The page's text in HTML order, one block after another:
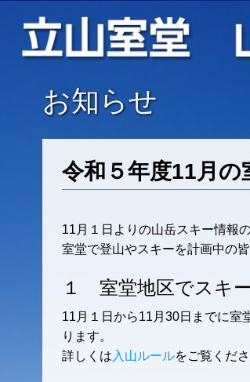
お知らせ
令和５年度11月の
11月１日よりの山岳スキー情報
室堂で登山やスキーを計画中の
１ 室堂地区でスキ
11月１日から11月30日までに室
ります。
詳しくは 入山ルールをご覧くださ